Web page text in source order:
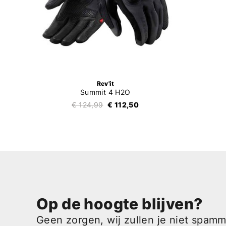
Rev'it
Summit 4 H2O
€ 124,99 € 112,50
Op de hoogte blijven?
Geen zorgen, wij zullen je niet